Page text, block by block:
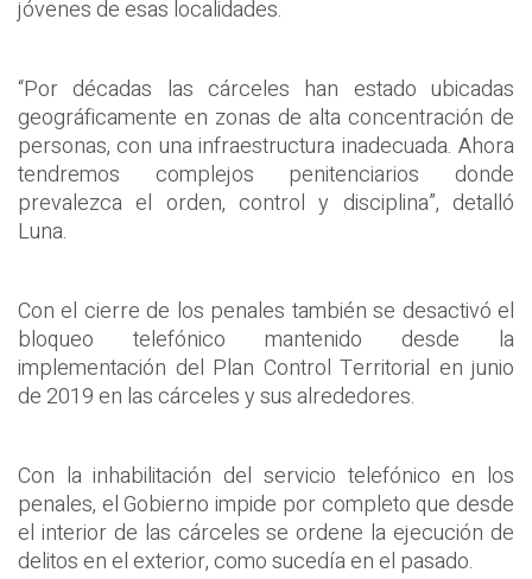
jóvenes de esas localidades.
“Por décadas las cárceles han estado ubicadas
geográficamente en zonas de alta concentración de
personas, con una infraestructura inadecuada. Ahora
tendremos complejos penitenciarios donde
prevalezca el orden, control y disciplina”, detalló
Luna.
Con el cierre de los penales también se desactivó el
bloqueo telefónico mantenido desde la
implementación del Plan Control Territorial en junio
de 2019 en las cárceles y sus alrededores.
Con la inhabilitación del servicio telefónico en los
penales, el Gobierno impide por completo que desde
el interior de las cárceles se ordene la ejecución de
delitos en el exterior, como sucedía en el pasado.